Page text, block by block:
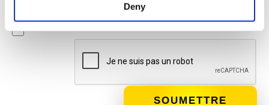
Deny
situé dans le pied de page de l'e-mail.